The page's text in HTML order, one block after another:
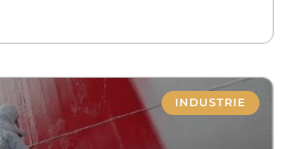
INDUSTRIE